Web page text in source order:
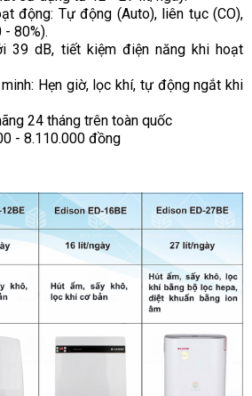
động: Tự động (Auto), liên tục (CO),
80%).
39 dB, tiết kiệm điện năng khi hoạt
Hẹn giờ, lọc khí, tự động ngắt khi
24 tháng trên toàn quốc
- 8.110.000 đồng